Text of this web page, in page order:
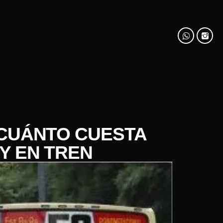
CUESTA
EN TREN